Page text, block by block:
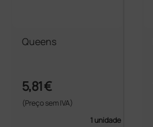
Queens
5,81 €
(Preço sem IVA)
1 unidade